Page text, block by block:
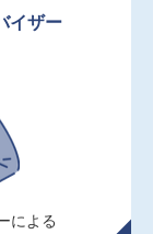
イザー
による